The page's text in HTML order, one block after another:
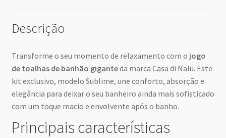
Descrição
Transforme o seu momento de relaxamento com o jogo
de toalhas de banhão giganteda marca Casa di Nalu. Este
kit exclusivo, modelo Sublime, une conforto, absorção e
elegância para deixar o seu banheiro ainda mais sofisticado
com um toque macio e envolvente após o banho.
Principais características